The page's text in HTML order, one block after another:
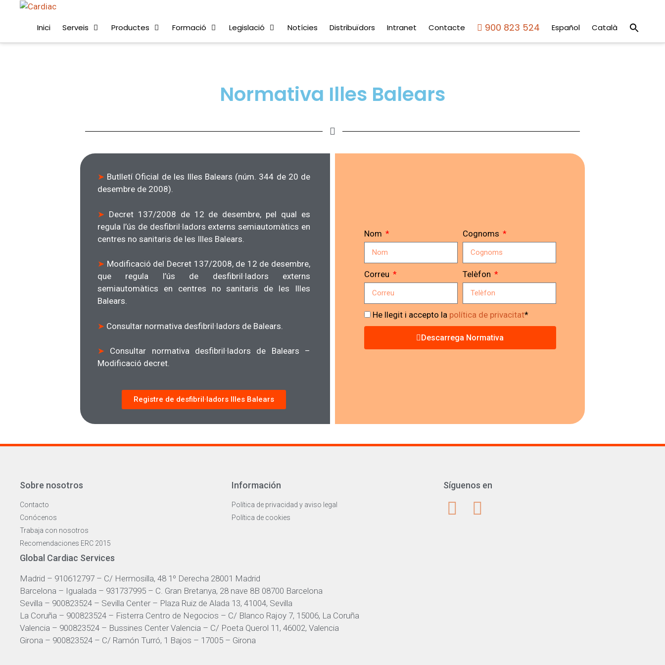
Inici Serveis Productes Formació Legislació Notícies Distribuïdors Intranet Contacte 900 823 524 Español Català
Normativa Illes Balears
➤ Butlletí Oficial de les Illes Balears (núm. 344 de 20 de
desembre de 2008).
➤ Decret 137/2008 de 12 de desembre, pel qual es
regula l’ús de desfibril·ladors externs semiautomàtics en
centres no sanitaris de les Illes Balears.
➤ Modificació del Decret 137/2008, de 12 de desembre,
que regula l’ús de desfibril·ladors externs
semiautomàtics en centres no sanitaris de les Illes
Balears.
➤ Consultar normativa desfibril·ladors de Balears.
➤ Consultar normativa desfibril·ladors de Balears –
Modificació decret.
Registre de desfibril·ladors Illes Balears
Nom Cognoms
Correu Telèfon
He llegit i accepto la política de privacitat*
Descarrega Normativa
Sobre nosotros
Contacto
Conócenos
Trabaja con nosotros
Recomendaciones ERC 2015
Información
Política de privacidad y aviso legal
Política de cookies
Síguenos en
Global Cardiac Services
Madrid – 910612797 – C/ Hermosilla, 48 1º Derecha 28001 Madrid
Barcelona – Igualada – 931737995 – C. Gran Bretanya, 28 nave 8B 08700 Barcelona
Sevilla – 900823524 – Sevilla Center – Plaza Ruiz de Alada 13, 41004, Sevilla
La Coruña – 900823524 – Fisterra Centro de Negocios – C/ Blanco Rajoy 7, 15006, La Coruña
Valencia – 900823524 – Bussines Center Valencia – C/ Poeta Querol 11, 46002, Valencia
Girona – 900823524 – C/ Ramón Turró, 1 Bajos – 17005 – Girona